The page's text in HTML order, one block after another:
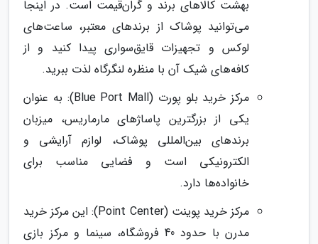
بهشت کالاهای برند و گران‌قیمت است. در اینجا
می‌توانید پوشاک از برندهای معتبر، ساعت‌های
لوکس و تجهیزات قایق‌سواری پیدا کنید و از
کافه‌های شیک آن با منظره لنگرگاه لذت ببرید.
مرکز خرید بلو پورت (Blue Port Mall): به عنوان
یکی از بزرگترین پاساژهای مارماریس، میزبان
برندهای بین‌المللی پوشاک، لوازم آرایشی و
الکترونیکی است و فضایی مناسب برای
خانواده‌ها دارد.
مرکز خرید پوینت (Point Center): این مرکز خرید
مدرن با حدود 40 فروشگاه، سینما و مرکز بازی